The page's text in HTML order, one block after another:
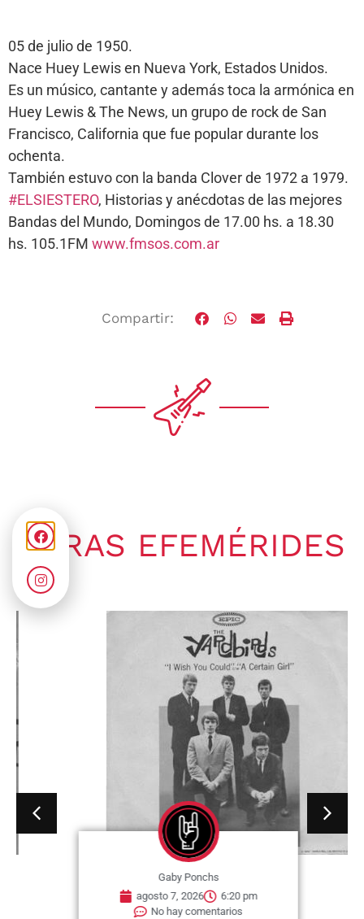
05 de julio de 1950.
Nace Huey Lewis en Nueva York, Estados Unidos.
Es un músico, cantante y además toca la armónica en
Huey Lewis & The News, un grupo de rock de San
Francisco, California que fue popular durante los
ochenta.
También estuvo con la banda Clover de 1972 a 1979.
#ELSIESTERO, Historias y anécdotas de las mejores
Bandas del Mundo, Domingos de 17.00 hs. a 18.30
hs. 105.1FM www.fmsos.com.ar
Compartir:
OTRAS EFEMÉRIDES
Gaby Ponchs
agosto 7, 2026
6:20 pm
No hay comentarios